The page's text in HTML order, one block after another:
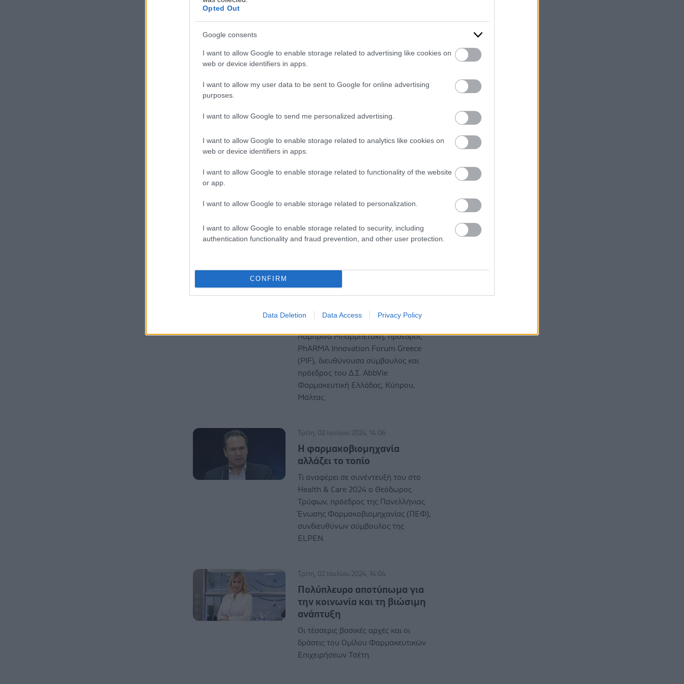
Opted Out
Google consents
I want to allow Google to enable storage related to advertising like cookies on
web or device identifiers in apps.
I want to allow my user data to be sent to Google for online advertising
purposes.
I want to allow Google to send me personalized advertising.
I want to allow Google to enable storage related to analytics like cookies on
web or device identifiers in apps.
I want to allow Google to enable storage related to functionality of the website
or app.
I want to allow Google to enable storage related to personalization.
I want to allow Google to enable storage related to security, including
authentication functionality and fraud prevention, and other user protection.
CONFIRM
Data Deletion Data Access Privacy Policy
υποστηρίξει έμπρακτα τους Έλληνες
φαρμακοποιούς».
Ισχυρές οι προκλήσεις για το
Ολύμπιος Παπαδημητρίου, πρόεδρος
Επιχειρήσεων Ελλάδας (ΣΦΕΕ): «Η
επίτευξη βιώσιμων λύσεων που θα
κοινωνίας και της οικονομίας».
προστασία της
Λαμπρίνα Μπαρμπετάκη, πρόεδρος
PhARMA Innovation Forum Greece
(PIF), διευθύνουσα σύμβουλος και
πρόεδρος του Δ.Σ. AbbVie
Φαρμακευτική Ελλάδας, Κύπρου,
Μάλτας.
Τρίτη, 02 Ιουλίου 2024, 14:06
Η φαρμακοβιομηχανία
αλλάζει το τοπίο
Τι αναφέρει σε συνέντευξή του στο
Health & Care 2024 ο Θεόδωρος
Τρύφων, πρόεδρος της Πανελλήνιας
Ένωσης Φαρμακοβιομηχανίας (ΠΕΦ),
συνδιευθύνων σύμβουλος της
ELPEN.
Τρίτη, 02 Ιουλίου 2024, 14:04
Πολύπλευρο αποτύπωμα για
την κοινωνία και τη βιώσιμη
ανάπτυξη
Οι τέσσερις βασικές αρχές και οι
δράσεις του Ομίλου Φαρμακευτικών
Επιχειρήσεων Τσέτη.